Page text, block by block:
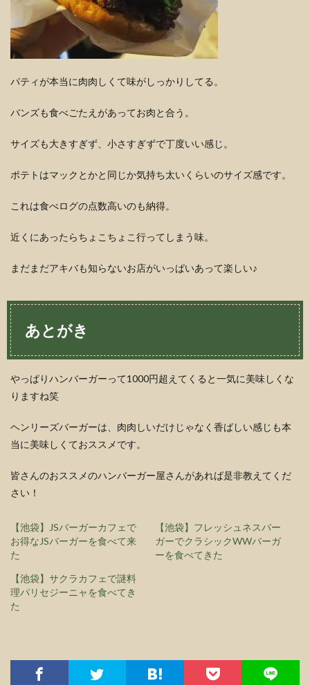
パティが本当に肉肉しくて味がしっかりしてる。
バンズも食べごたえがあってお肉と合う。
サイズも大きすぎず、小さすぎずで丁度いい感じ。
ポテトはマックとかと同じか気持ち太いくらいのサイズ感です。
これは食べログの点数高いのも納得。
近くにあったらちょこちょこ行ってしまう味。
まだまだアキバも知らないお店がいっぱいあって楽しい♪
あとがき
やっぱりハンバーガーって1000円超えてくると一気に美味しくな
りますね笑
ヘンリーズバーガーは、肉肉しいだけじゃなく香ばしい感じも本
当に美味しくておススメです。
皆さんのおススメのハンバーガー屋さんがあれば是非教えてくだ
さい！
【池袋】JSバーガーカフェで
お得なJSバーガーを食べて来
た
【池袋】フレッシュネスバー
ガーでクラシックWWバーガ
ーを食べてきた
【池袋】サクラカフェで謎料
理パリセジーニャを食べてき
た